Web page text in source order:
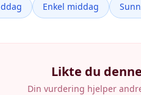
Enkel middag
Likte du
Din vurdering hjelper